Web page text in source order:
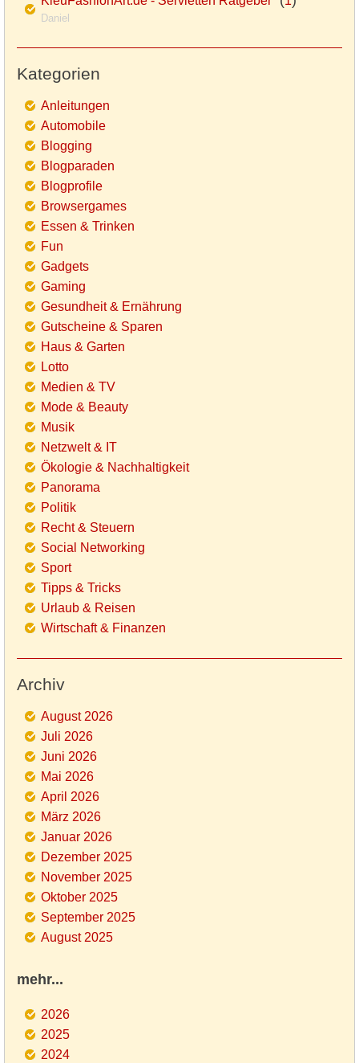
Daniel
Kategorien
Anleitungen
Automobile
Blogging
Blogparaden
Blogprofile
Browsergames
Essen & Trinken
Fun
Gadgets
Gaming
Gesundheit & Ernährung
Gutscheine & Sparen
Haus & Garten
Lotto
Medien & TV
Mode & Beauty
Musik
Netzwelt & IT
Ökologie & Nachhaltigkeit
Panorama
Politik
Recht & Steuern
Social Networking
Sport
Tipps & Tricks
Urlaub & Reisen
Wirtschaft & Finanzen
Archiv
August 2026
Juli 2026
Juni 2026
Mai 2026
April 2026
März 2026
Januar 2026
Dezember 2025
November 2025
Oktober 2025
September 2025
August 2025
mehr...
2026
2025
2024